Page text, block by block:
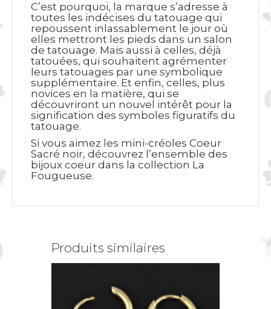
C’est pourquoi, la marque s’adresse à
toutes les indécises du tatouage qui
repoussent inlassablement le jour où
elles mettront les pieds dans un salon
de tatouage. Mais aussi à celles, déjà
tatouées, qui souhaitent agrémenter
leurs tatouages par une symbolique
supplémentaire. Et enfin, celles, plus
novices en la matière, qui se
découvriront un nouvel intérêt pour la
signification des symboles figuratifs du
tatouage.
Si vous aimez les mini-créoles Coeur
Sacré noir, découvrez l’ensemble des
bijoux coeur dans la collection La
Fougueuse.
Produits similaires